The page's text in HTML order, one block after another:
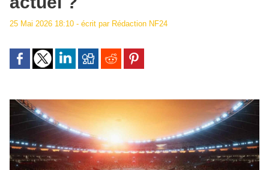
25 Mai 2026 18:10 - écrit par Rédaction NF24